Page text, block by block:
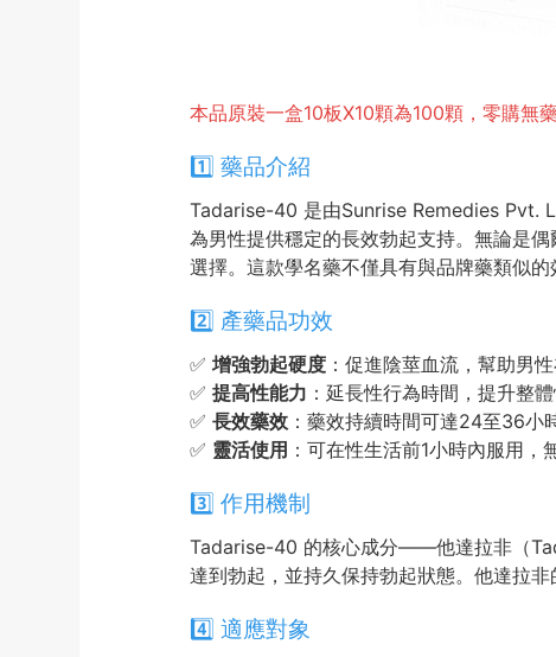
本品原裝一盒10板X10顆為100顆，零購無
1️⃣ 藥品介紹
Tadarise-40 是由Sunrise Remedies Pvt.
為男性提供穩定的長效勃起支持。無論是
選擇。這款學名藥不僅具有與品牌藥類似
2️⃣ 產藥品功效
✅ 增強勃起硬度 ：促進陰莖血流，幫助男
✅ 提高性能力 ：延長性行為時間，提升整體
✅ 長效藥效 ：藥效持續時間可達24至36小
✅ 靈活使用 ：可在性生活前1小時內服用，
3️⃣ 作用機制
Tadarise-40 的核心成分——他達拉非（
達到勃起，並持久保持勃起狀態。他達拉
4️⃣ 適應對象